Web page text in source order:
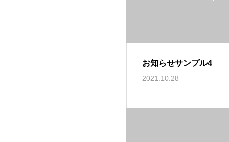
お知らせサンプル4
2021.10.28